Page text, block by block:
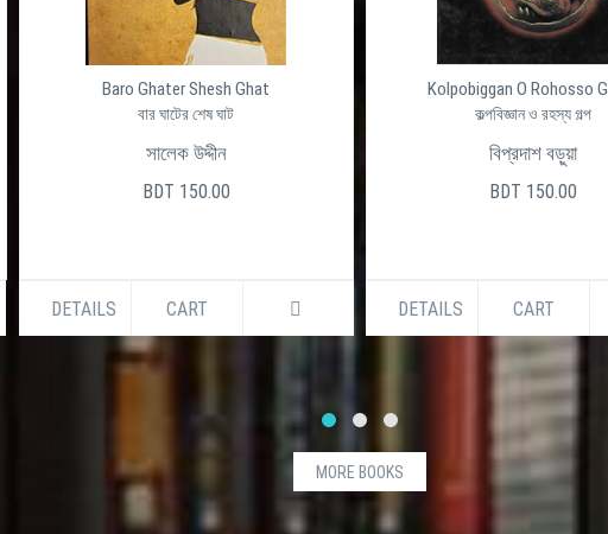
Baro Ghater Shesh Ghat
বার ঘাটের শেষ ঘাট
সালেক উদ্দীন
BDT 150.00
DETAILS CART
Kolpobiggan O Rohosso
কল্পবিজ্ঞান ও রহস্য গল্প
বিপ্রদাশ বড়ুয়া
BDT 150.00
DETAILS CART
MORE BOOKS